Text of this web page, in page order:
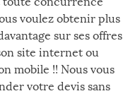
voulez obtenir plus
sur ses offres
site internet ou
mobile !! Nous vous
votre devis sans